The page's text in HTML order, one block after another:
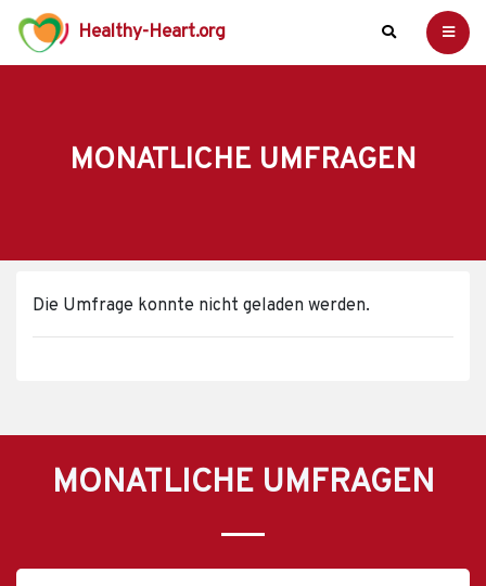
Healthy-Heart.org
MONATLICHE UMFRAGEN
Die Umfrage konnte nicht geladen werden.
MONATLICHE UMFRAGEN